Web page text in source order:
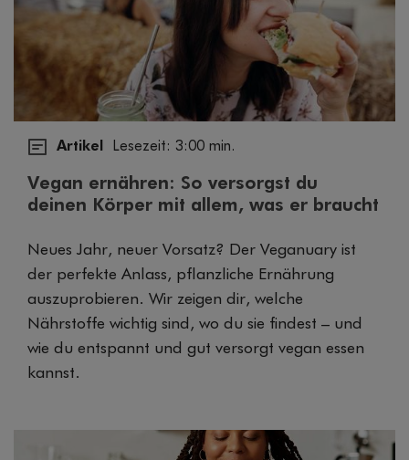
Artikel Lesezeit: 3:00 min.
Vegan ernähren: So versorgst du
deinen Körper mit allem, was er braucht
Neues Jahr, neuer Vorsatz? Der Veganuary ist
der perfekte Anlass, pflanzliche Ernährung
auszuprobieren. Wir zeigen dir, welche
Nährstoffe wichtig sind, wo du sie findest – und
wie du entspannt und gut versorgt vegan essen
kannst.